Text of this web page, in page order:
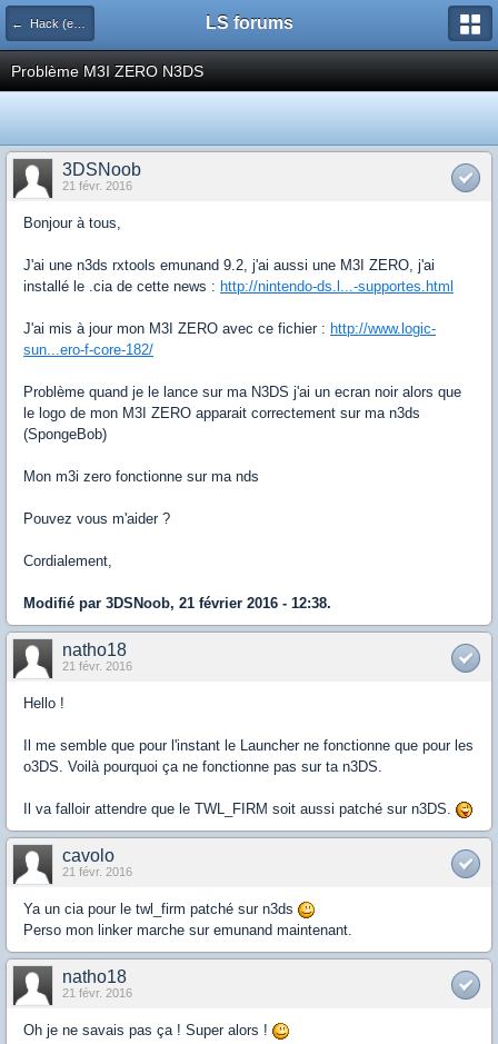
← Hack (exploits, homebrews...) LS forums
Problème M3I ZERO N3DS
3DSNoob
21 févr. 2016
Bonjour à tous,
J'ai une n3ds rxtools emunand 9.2, j'ai aussi une M3I ZERO, j'ai
installé le .cia de cette news : http://nintendo-ds.l...-supportes.html
J'ai mis à jour mon M3I ZERO avec ce fichier : http://www.logic-
sun...ero-f-core-182/
Problème quand je le lance sur ma N3DS j'ai un ecran noir alors que
le logo de mon M3I ZERO apparait correctement sur ma n3ds
(SpongeBob)
Mon m3i zero fonctionne sur ma nds
Pouvez vous m'aider ?
Cordialement,
Modifié par 3DSNoob, 21 février 2016 - 12:38.
natho18
21 févr. 2016
Hello !
Il me semble que pour l'instant le Launcher ne fonctionne que pour les
o3DS. Voilà pourquoi ça ne fonctionne pas sur ta n3DS.
Il va falloir attendre que le TWL_FIRM soit aussi patché sur n3DS.
cavolo
21 févr. 2016
Ya un cia pour le twl_firm patché sur n3ds
Perso mon linker marche sur emunand maintenant.
natho18
21 févr. 2016
Oh je ne savais pas ça ! Super alors !